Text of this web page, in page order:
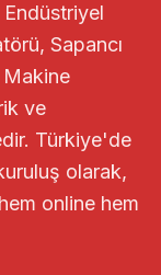
Sapancı
ve
Türkiye'de
olarak,
online hem